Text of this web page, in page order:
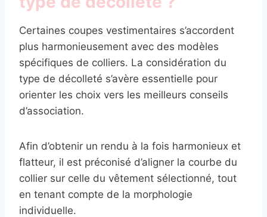
Certaines coupes vestimentaires s’accordent
plus harmonieusement avec des modèles
spécifiques de colliers. La considération du
type de décolleté s’avère essentielle pour
orienter les choix vers les meilleurs conseils
d’association.
Afin d’obtenir un rendu à la fois harmonieux et
flatteur, il est préconisé d’aligner la courbe du
collier sur celle du vêtement sélectionné, tout
en tenant compte de la morphologie
individuelle.